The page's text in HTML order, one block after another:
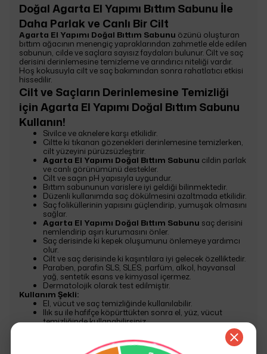
Doğal Agarta El Yapımı Bıttım Sabunu İle
Daha Parlak ve Canlı Bir Cilt
Agarta El Yapımı Doğal Bıttım Sabunu özünü oluşturan
bıttım ağacının menengiç yapraklarından zahmetle elde edilen
sabunun, cilde ve saçlara sayısız faydaları bulunur. Cilt ve saç
derisini derinlemesine temizleme ve arındırıcı niteliği vardır.
Hoş kokusuyla cilt ve saç bakımından sonra rahatlatıcı etkisi
hissedilir.
Cilt ve Saçların Derinlemesine Temizliği
için Agarta El Yapımı Doğal Bıttım Sabunu
Kullanın!
Sivilce ve aknelere karşı etkilidir.
Ciltte ki tıkanan gözenekleri derinlemesine temizlerken,
cilt yüzeyini pürüzsüzleştirir.
Agarta El Yapımı Doğal Bıttım Sabunu cildin parlak
ve canlı görünümünü destekler.
Cilt ve saçın pH yapısıyla uygundur.
Bıttım sabununun varislere iyi geldiği bilinmektedir.
Düzenli kullanımda saç dökülmesini azaltmada etkilidir.
Saç foliküllerinin yapısını güçlendirip, yumuşak olmasını
sağlar.
Agarta El Yapımı Doğal Bıttım Sabunu saç derisini
nemlendirip aşırı kurumasını önler.
Saç derisinde ki kepek oluşumunu önlemeye yardımcı
olur.
Cilt ve saç derisinde ki kaşıntılara iyi gelecek özelliktedir.
Paraben, parafin SLS, SLES, parfüm, alkol, hayvansal
yağ, sentetik esans ve kimyasal içermez.
Dermatolojik olarak test edilmiştir.
Kullanım Şekli:
El, vücut ve saç temizliğinde kullanılabilir.
Ilık su ile hafifçe köpürttükten sonra el, yüz, vücut
temizliğinde kullanabilirsiniz.
Saç diplerine masaj yaparak, bol ve ılık su ile durulayın.
Sabunun kullanım ömrünü uzatmak için, kullanım
sonrasında nemli zeminde bulundurmamaya özen